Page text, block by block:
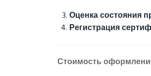
Оценка состояния
Регистрация
Стоимость